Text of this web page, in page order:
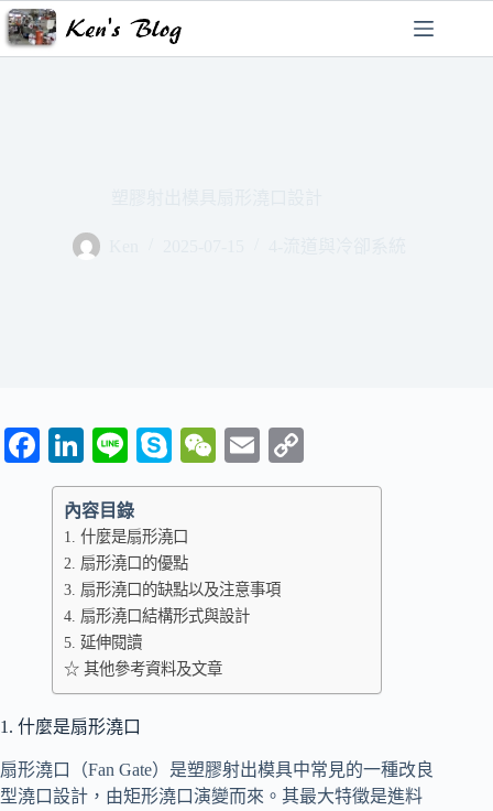
跳
至
Fa
ce
bo
ok
Li
nk
ed
In
Li
ne
S
ky
W
e
t
E
m op
內容目錄
1. 什麼是扇形澆口
2. 扇形澆口的優點
3. 扇形澆口的缺點以及注意事項
4. 扇形澆口結構形式與設計
5. 延伸閱讀
☆ 其他參考資料及文章
1. 什麼是扇形澆口
扇形澆口（Fan Gate）是塑膠射出模具中常見的一種改良
型澆口設計，由矩形澆口演變而來。其最大特徵是進料